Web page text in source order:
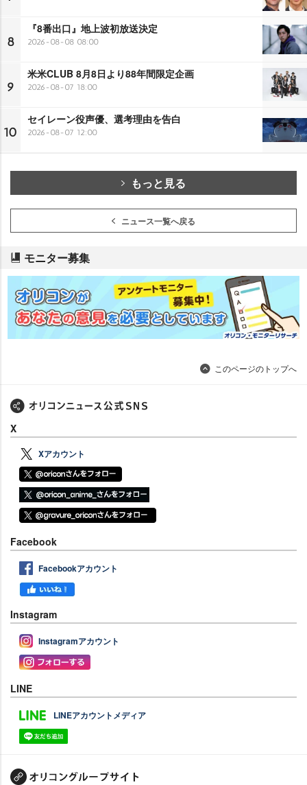
8
『8番出口』地上波初放送決定
2026-08-08 08:00
9
米米CLUB 8月8日より88年間限定企画
2026-08-07 18:00
10
セイレーン役声優、選考理由を告白
2026-08-07 12:00
もっと見る
ニュース一覧へ戻る
モニター募集
このページのトップへ
X
Xアカウント
Facebook
Facebookアカウント
Instagram
Instagramアカウント
LINE
LINEアカウントメディア